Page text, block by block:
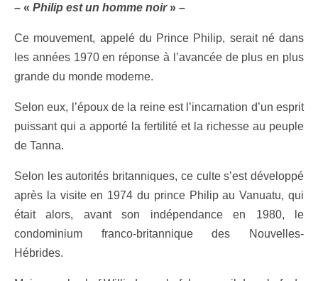
– « Philip est un homme noir» –
Ce mouvement, appelé du Prince Philip, serait né dans
les années 1970 en réponse à l’avancée de plus en plus
grande du monde moderne.
Selon eux, l’époux de la reine est l’incarnation d’un esprit
puissant qui a apporté la fertilité et la richesse au peuple
de Tanna.
Selon les autorités britanniques, ce culte s’est développé
après la visite en 1974 du prince Philip au Vanuatu, qui
était alors, avant son indépendance en 1980, le
condominium franco-britannique des Nouvelles-
Hébrides.